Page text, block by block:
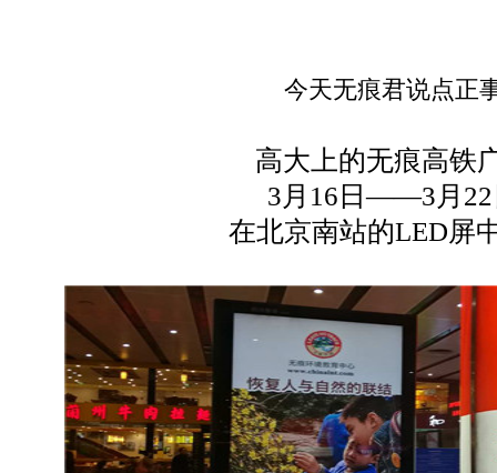
今天无痕君说点正
高大上的无痕高铁
3月16日——3月22
在北京南站的LED屏